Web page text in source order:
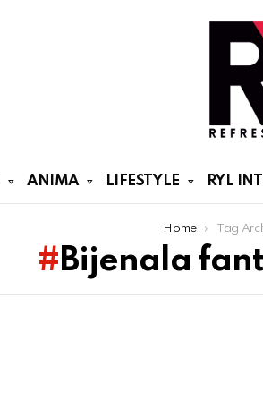
ANIMA LIFESTYLE RYL
Home Tag
Bijenala